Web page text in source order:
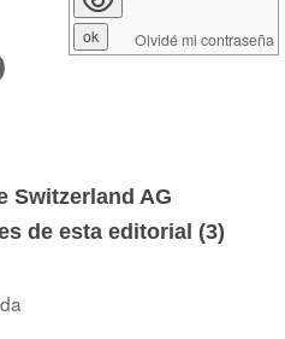
Switzerland AG
de esta editorial (3)
Olvidé mi contraseña